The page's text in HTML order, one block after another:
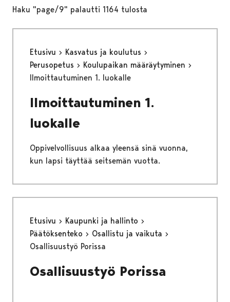
Haku "page/9" palautti 1164 tulosta
Etusivu
Kasvatus ja koulutus
Perusopetus
Koulupaikan määräytyminen
Ilmoittautuminen 1. luokalle
Ilmoittautuminen 1.
luokalle
Oppivelvollisuus alkaa yleensä sinä vuonna,
kun lapsi täyttää seitsemän vuotta.
Etusivu
Kaupunki ja hallinto
Päätöksenteko
Osallistu ja vaikuta
Osallisuustyö Porissa
Osallisuustyö Porissa